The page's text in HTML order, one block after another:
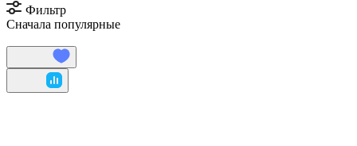
Фильтр
Сначала популярные